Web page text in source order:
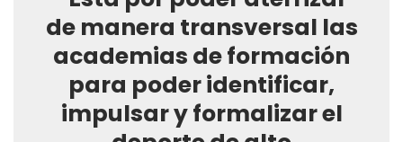
de manera transversal las
academias de formación
para poder identificar,
impulsar y formalizar el